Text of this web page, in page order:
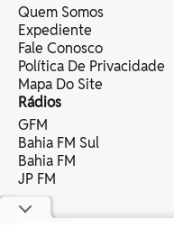
Quem Somos
Expediente
Fale Conosco
Política De Privacidade
Mapa Do Site
Rádios
GFM
Bahia FM Sul
Bahia FM
JP FM